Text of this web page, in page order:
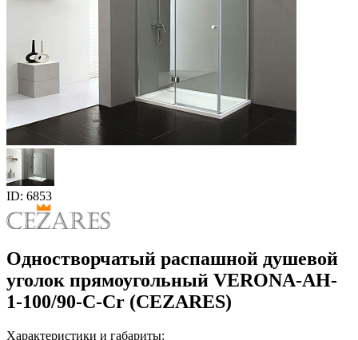
ID: 6853
Одностворчатый распашной душевой
уголок прямоугольный VERONA-AH-
1-100/90-C-Cr (CEZARES)
Характеристики и габариты: